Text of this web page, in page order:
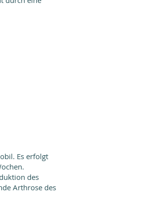
Es erfolgt
des
Arthrose des